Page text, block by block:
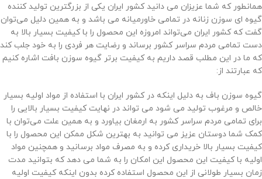
همانطور که شما عزیزان می دانید کشور ایران یکی از بزرگترین تولید کننده
گیوه ای سوزن زنانه در تمامی خاورمیانه می باشد و به همین دلیل می‌توان
گفت که کشور ایران می‌تواند امروزه این محصول را با کیفیت بسیار بالا به
دست تمامی مردم سراسر کشور برساند و رضایت هر فردی را به خود جلب کند
که ما در این مطلب قصد داریم به کیفیت برتر گیوه سوزن بافت اشاره کنیم
که عبارتند از:
گیوه سوزن باف به دلیل اینکه در کشور ایران با استفاده از مواد اولیه بسیار
خالص و مرغوب تولید می شود می تواند در نهایت کیفیت بسیار بالایی را
برای تمامی مردم سراسر کشور به ارمغان بیاورد و به همین علت می‌توان با
کمک شما دوستان عزیز می توانید به بهترین شکل ممکن این محصول را با
کیفیت بسیار بالا خریداری کرده و به مصرف مواد برسانید و همچنین مواد
اولیه با کیفیت این محصول این امکان را به شما می دهد که بتوانید مدت
زمان بسیار طولانی از این محصول استفاده کرده بدون اینکه کیفیت اولیه